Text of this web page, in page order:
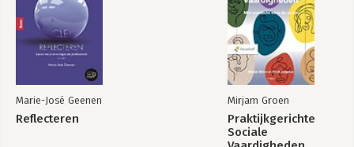
Marie-José Geenen
Reflecteren
Mirjam Groen
Praktijkgerichte
Sociale